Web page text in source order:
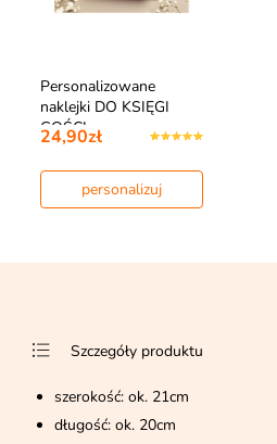
Personalizowane
naklejki DO KSIĘGI
GOŚCI
24,90zł
personalizuj
Szczegóły produktu
szerokość: ok. 21cm
długość: ok. 20cm